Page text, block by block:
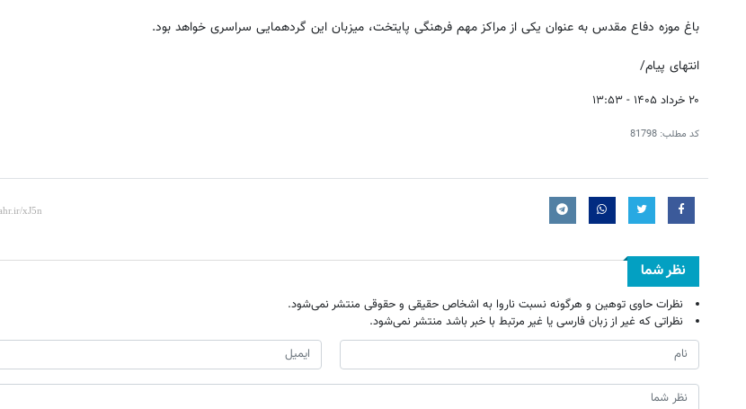
باغ موزه دفاع مقدس به عنوان یکی از مراکز مهم فرهنگی پایتخت، میزبان این گردهمایی سراسری خواهد بود.
انتهای پیام/
۲۰ خرداد ۱۴۰۵ - ۱۳:۵۳
کد مطلب: 81798
نظر شما
نظرات حاوی توهین و هرگونه نسبت ناروا به اشخاص حقیقی و حقوقی منتشر نمی‌شود.
نظراتی که غیر از زبان فارسی یا غیر مرتبط با خبر باشد منتشر نمی‌شود.